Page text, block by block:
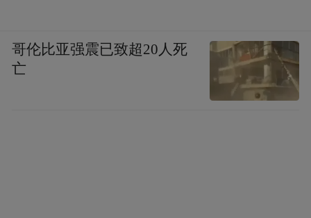
哥伦比亚强震已致超20人死
亡